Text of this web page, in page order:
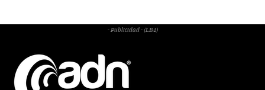
- Publicidad - (LB4)